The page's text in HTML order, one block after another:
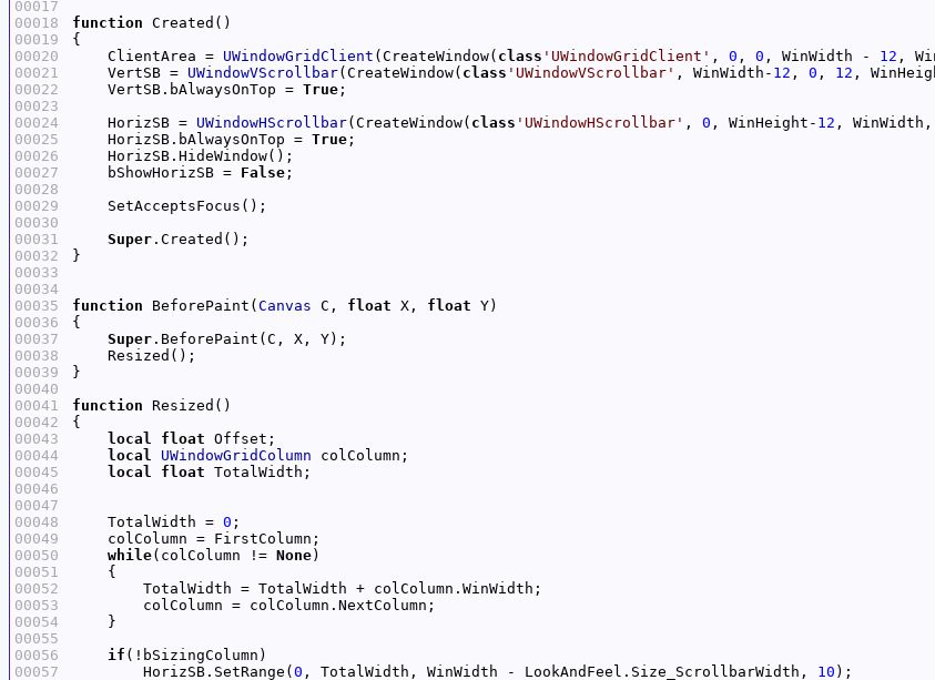
00017
00018
00019
00020
00021
00022
00023
00024
00025
00026
00027
00028
00029
00030
00031
00032
00033
00034
00035
00036
00037
00038
00039
00040
00041
00042
00043
00044
00045
00046
00047
00048
00049
00050
00051
00052
00053
00054
00055
00056
00057
function
    ClientArea =
UWindowGridClient (CreateWindow( class 'UWindowGridClient' , 0 , 0 , WinWidth - 12
    VertSB =
UWindowVScrollbar(CreateWindow( class 'UWindowVScrollbar' , WinWidth- 12 , 0 , 12
    VertSB.bAlwaysOnTop =
True
    HorizSB =
UWindowHScrollbar(CreateWindow( class 'UWindowHScrollbar' , 0 , WinHeight- 12 , WinWidth,
    HorizSB.bAlwaysOnTop =
True
    bShowHorizSB =
False
Super
function BeforePaint( Canvas C, float X, float
Super
function
local
float
local
UWindowGridColumn
local
float
    TotalWidth =
0
while(colColumn != None
if
        HorizSB.SetRange(
0 , TotalWidth, WinWidth - LookAndFeel.Size_ScrollbarWidth, 10